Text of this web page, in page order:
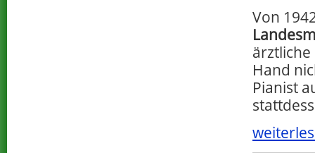
Von
ärztliche
Hand
Pianist